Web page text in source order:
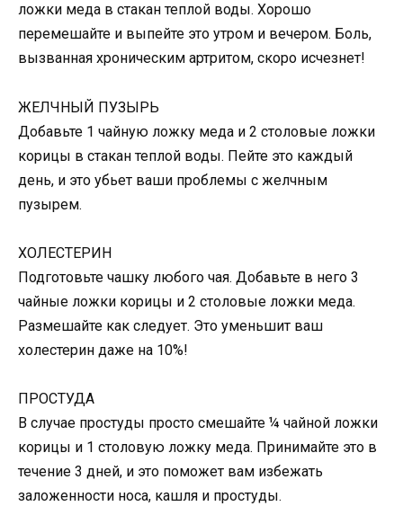
ложки меда в стакан теплой воды. Хорошо
перемешайте и выпейте это утром и вечером. Боль,
вызванная хроническим артритом, скоро исчезнет!
ЖЕЛЧНЫЙ ПУЗЫРЬ
Добавьте 1 чайную ложку меда и 2 столовые ложки
корицы в стакан теплой воды. Пейте это каждый
день, и это убьет ваши проблемы с желчным
пузырем.
ХОЛЕСТЕРИН
Подготовьте чашку любого чая. Добавьте в него 3
чайные ложки корицы и 2 столовые ложки меда.
Размешайте как следует. Это уменьшит ваш
холестерин даже на 10%!
ПРОСТУДА
В случае простуды просто смешайте ¼ чайной ложки
корицы и 1 столовую ложку меда. Принимайте это в
течение 3 дней, и это поможет вам избежать
заложенности носа, кашля и простуды.